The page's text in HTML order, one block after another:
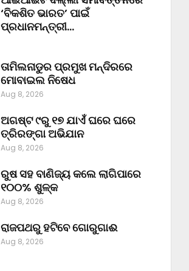
‘ବିକଶିତ ଭାରତ’ ପାଇଁ
ପ୍ରଧାନମନ୍ତ୍ରୀ…
ତାମିଲନାଡୁର ପ୍ରମୁଖ ମନ୍ଦିରରେ
ମୋବାଇଲ ନିଷେଧ
Aug 8, 2026
ଅଗଷ୍ଟ ୯ରୁ ୧୭ ଯାଏଁ ଘରେ ଘରେ
ତ୍ରିରଙ୍ଗା ଅଭିଯାନ
Aug 8, 2026
ରୁଷ ସହ ବାଣିଜ୍ୟ କଲେ ଲାଗିପାରେ
୧୦୦% ଶୁଳ୍କ
Aug 8, 2026
ରାଜପଥରୁ ହଟିବେ ଗୋରୁଗାଈ
Aug 8, 2026